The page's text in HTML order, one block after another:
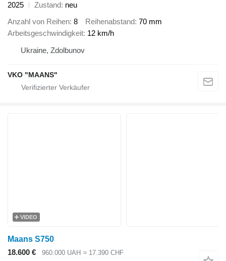
2025
Zustand neu
Anzahl von Reihen 8 Reihenabstand 70 mm
Arbeitsgeschwindigkeit 12 km/h
Ukraine, Zdolbunov
VKO "MAANS"
VIDEO
Maans S750
18.600 €
960.000 UAH ≈ 17.390 CHF